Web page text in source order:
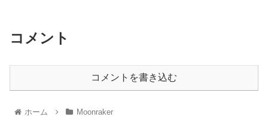
コメント
コメントを書き込む
ホーム Moonraker